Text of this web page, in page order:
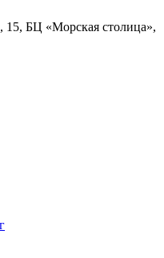
15, БЦ «Морская столица»,